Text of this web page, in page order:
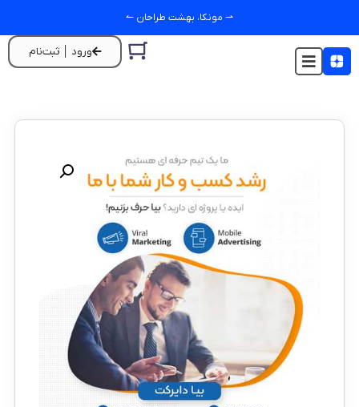
⇀ مونکا، بهشت طراحان ↼
ورود │ ثبت‌نام